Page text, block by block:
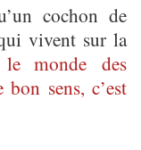
cochon de
vivent sur la
monde des
sens, c’est